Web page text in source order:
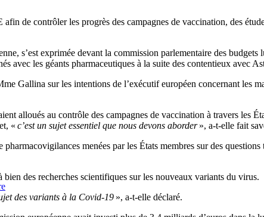
de contrôler les progrès des campagnes de vaccination, des
s’est exprimée devant la commission parlementaire des
avec les géants pharmaceutiques à la suite des contentieux avec
Gallina sur les intentions de l’exécutif européen concernant les
alloués au contrôle des campagnes de vaccination à travers les
« c’est un sujet essentiel que nous devons aborder», a-t-elle fait
menées par les États membres sur des
des recherches scientifiques sur les nouveaux variants du virus.
des variants à la Covid-19 », a-t-elle déclaré.